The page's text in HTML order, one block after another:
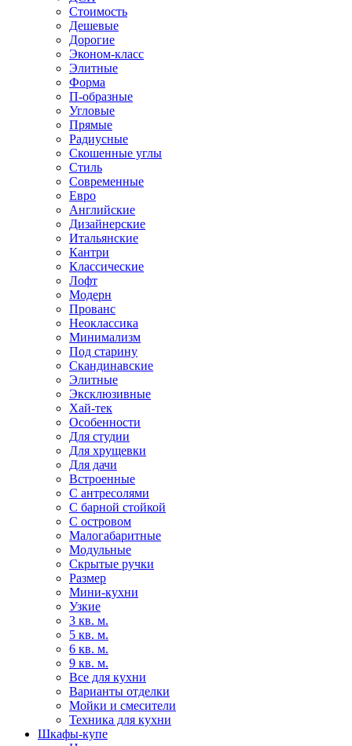
Стоимость
Дешевые
Дорогие
Эконом-класс
Элитные
Форма
П-образные
Угловые
Прямые
Радиусные
Скошенные углы
Стиль
Современные
Евро
Английские
Дизайнерские
Итальянские
Кантри
Классические
Лофт
Модерн
Прованс
Неоклассика
Минимализм
Под старину
Скандинавские
Элитные
Эксклюзивные
Хай-тек
Особенности
Для студии
Для хрущевки
Для дачи
Встроенные
С антресолями
С барной стойкой
С островом
Малогабаритные
Модульные
Скрытые ручки
Размер
Мини-кухни
Узкие
3 кв. м.
5 кв. м.
6 кв. м.
9 кв. м.
Все для кухни
Варианты отделки
Мойки и смесители
Техника для кухни
Шкафы-купе